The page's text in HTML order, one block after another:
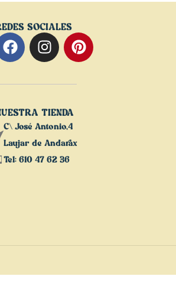
SOCIALES
TIENDA
C\ José Antonio,4
Laujar de Andarax
Tel: 610 47 62 36